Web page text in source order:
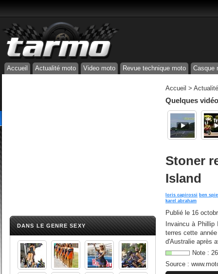
Accueil Actualité moto Video moto Revue technique moto Casque
DANS LE GENRE SEXY
Accueil >
Quelques
Stoner
Island
loris capirossi ben
karel abraham
Publié le 16
Invaincu à
terres cette
d'Australie après
Note : 26
Source :